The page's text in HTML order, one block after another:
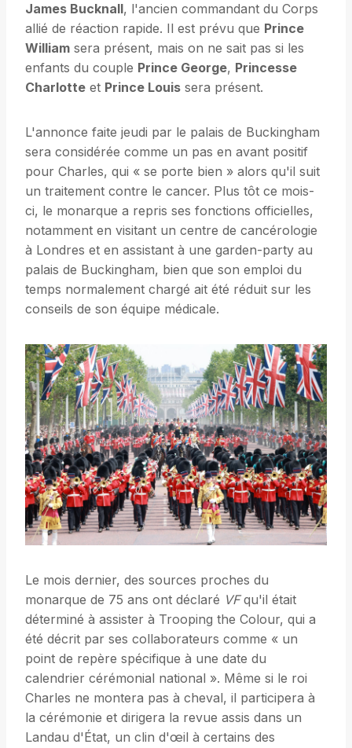
James Bucknall, l'ancien commandant du Corps
allié de réaction rapide. Il est prévu que Prince
William sera présent, mais on ne sait pas si les
enfants du couple Prince George, Princesse
Charlotte et Prince Louis sera présent.
L'annonce faite jeudi par le palais de Buckingham
sera considérée comme un pas en avant positif
pour Charles, qui « se porte bien » alors qu'il suit
un traitement contre le cancer. Plus tôt ce mois-
ci, le monarque a repris ses fonctions officielles,
notamment en visitant un centre de cancérologie
à Londres et en assistant à une garden-party au
palais de Buckingham, bien que son emploi du
temps normalement chargé ait été réduit sur les
conseils de son équipe médicale.
Le mois dernier, des sources proches du
monarque de 75 ans ont déclaré VFqu'il était
déterminé à assister à Trooping the Colour, qui a
été décrit par ses collaborateurs comme « un
point de repère spécifique à une date du
calendrier cérémonial national ». Même si le roi
Charles ne montera pas à cheval, il participera à
la cérémonie et dirigera la revue assis dans un
Landau d'État, un clin d'œil à certains des